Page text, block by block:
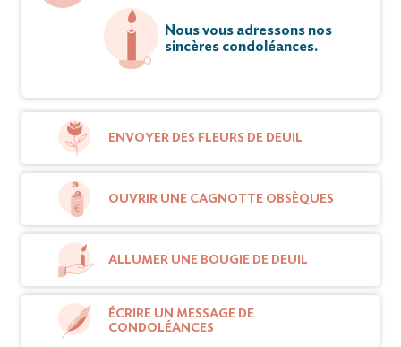
Nous vous adressons nos
sincères condoléances.
ENVOYER DES FLEURS DE DEUIL
OUVRIR UNE CAGNOTTE OBSÈQUES
ALLUMER UNE BOUGIE DE DEUIL
ÉCRIRE UN MESSAGE DE
CONDOLÉANCES